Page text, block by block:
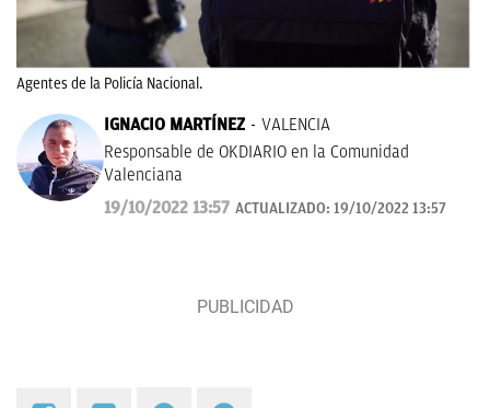
Agentes de la Policía Nacional.
IGNACIO MARTÍNEZ
VALENCIA
Responsable de OKDIARIO en la Comunidad
Valenciana
19/10/2022 13:57 ACTUALIZADO: 19/10/2022 13:57